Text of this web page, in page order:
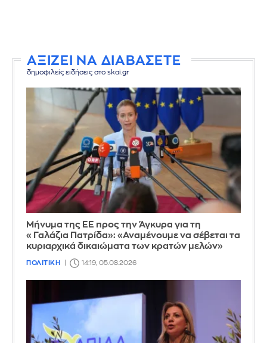
ΑΞΙΖΕΙ ΝΑ ΔΙΑΒΑΣΕΤΕ
δημοφιλείς ειδήσεις στο skai.gr
Μήνυμα της ΕΕ προς την Άγκυρα για τη
«Γαλάζια Πατρίδα»: «Αναμένουμε να σέβεται τα
κυριαρχικά δικαιώματα των κρατών μελών»
ΠΟΛΙΤΙΚΗ 14:19, 05.08.2026